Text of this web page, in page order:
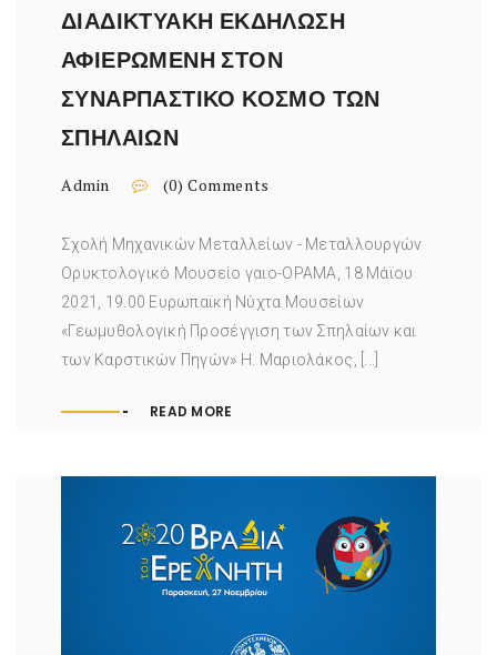
ΔΙΑΔΙΚΤΥΑΚΉ ΕΚΔΉΛΩΣΗ
ΑΦΙΕΡΩΜΈΝΗ ΣΤΟΝ
ΣΥΝΑΡΠΑΣΤΙΚΌ ΚΌΣΜΟ ΤΩΝ
ΣΠΗΛΑΊΩΝ
Admin (0) Comments
Σχολή Μηχανικών Μεταλλείων - Μεταλλουργών
Ορυκτολογικό Μουσείο γαιο-ΟΡΑΜΑ, 18 Μάϊου
2021, 19.00 Ευρωπαϊκή Νύχτα Μουσείων
«Γεωμυθολογική Προσέγγιση των Σπηλαίων και
των Καρστικών Πηγών» Η. Μαριολάκος, [...]
READ MORE